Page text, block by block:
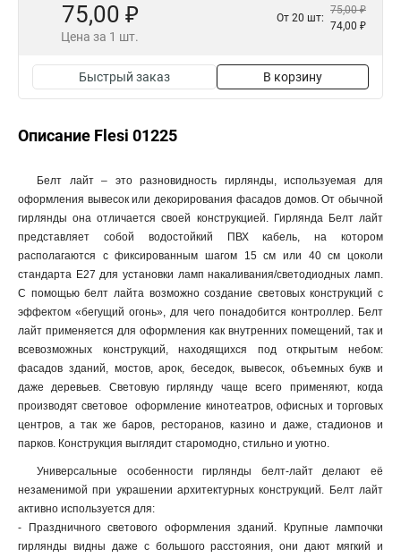
75,00 ₽
Цена за 1 шт.
От 20 шт:
75,00 ₽
74,00 ₽
Быстрый заказ В корзину
Описание Flesi 01225
Белт лайт – это разновидность гирлянды, используемая для
оформления вывесок или декорирования фасадов домов. От обычной
гирлянды она отличается своей конструкцией. Гирлянда Белт лайт
представляет собой водостойкий ПВХ кабель, на котором
располагаются с фиксированным шагом 15 см или 40 см цоколи
стандарта E27 для установки ламп накаливания/светодиодных ламп.
С помощью белт лайта возможно создание световых конструкций с
эффектом «бегущий огонь», для чего понадобится контроллер. Белт
лайт применяется для оформления как внутренних помещений, так и
всевозможных конструкций, находящихся под открытым небом:
фасадов зданий, мостов, арок, беседок, вывесок, объемных букв и
даже деревьев. Световую гирлянду чаще всего применяют, когда
производят световое оформление кинотеатров, офисных и торговых
центров, а так же баров, ресторанов, казино и даже, стадионов и
парков. Конструкция выглядит старомодно, стильно и уютно.
Универсальные особенности гирлянды белт-лайт делают её
незаменимой при украшении архитектурных конструкций. Белт лайт
активно используется для:
- Праздничного светового оформления зданий. Крупные лампочки
гирлянды видны даже с большого расстояния, они дают мягкий и